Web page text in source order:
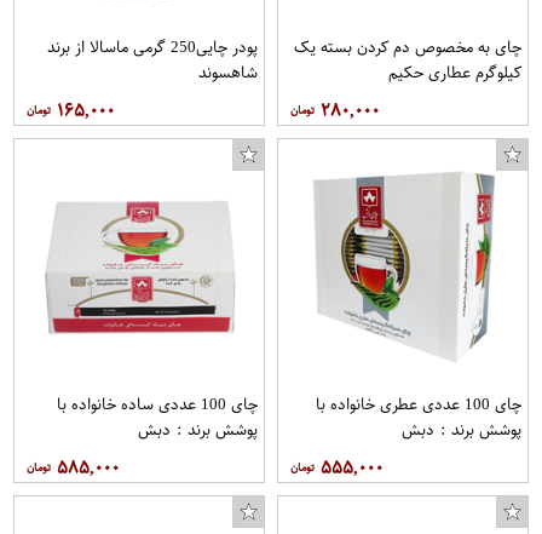
چای به مخصوص دم کردن بسته یک
کیلوگرم عطاری حکیم
۲۸۰,۰۰۰
پودر چایی250 گرمی ماسالا از برند
شاهسوند
۱۶۵,۰۰۰
چای 100 عددی عطری خانواده با
پوشش برند : دبش
۵۵۵,۰۰۰
چای 100 عددی ساده خانواده با
پوشش برند : دبش
۵۸۵,۰۰۰